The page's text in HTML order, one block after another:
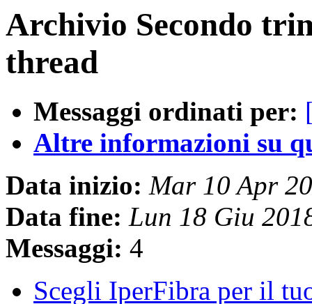
Archivio Secondo
thread
Messaggi ordinati per:
Altre informazioni su
Data inizio: Mar 10 Apr
Data fine: Lun 18 Giu
Messaggi: 4
Scegli IperFibra per il